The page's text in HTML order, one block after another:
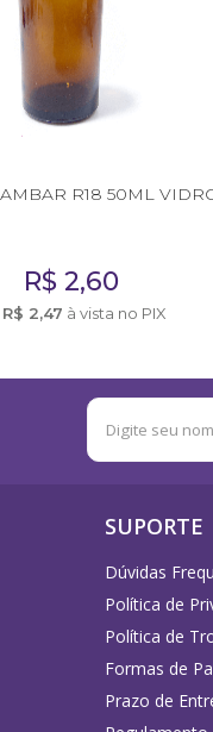
R18 50ML
R$ 2,60
R$ 2,47 à vista no PIX
SUPORTE
Dúvidas
Política de
Política de
Formas de
Prazo de